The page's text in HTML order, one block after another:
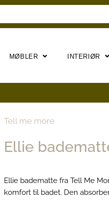
MØBLER INTERIØR
Tell me more
Ellie
Ellie badematte fra Tell Me
komfort til badet. Den